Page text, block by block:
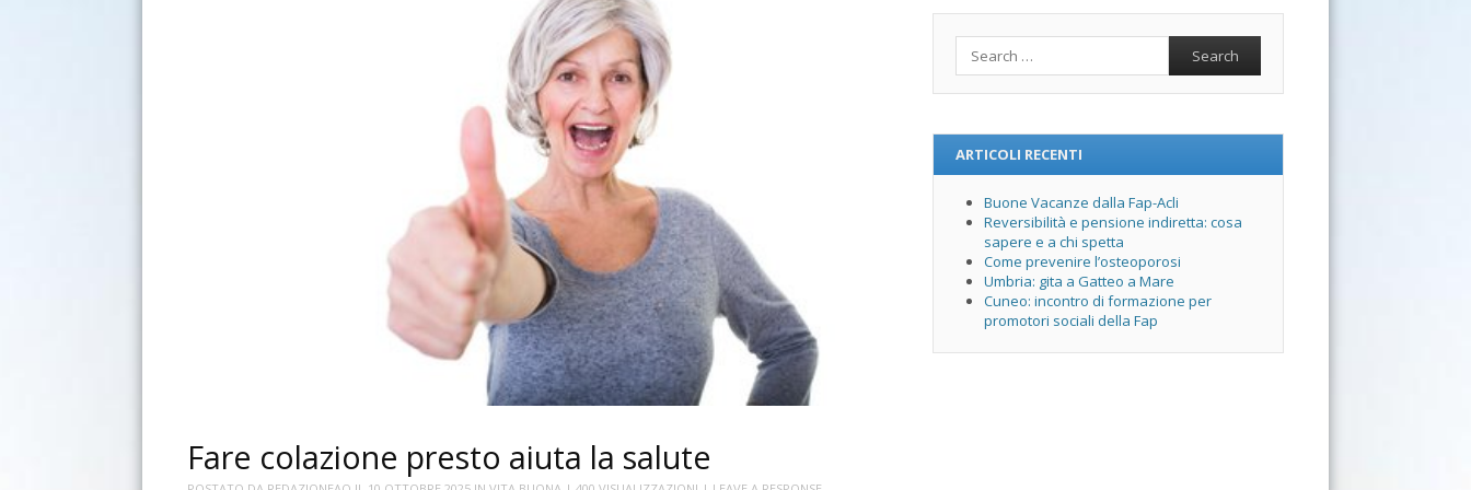
Fare colazione presto aiuta la salute
ARTICOLI RECENTI
Buone Vacanze dalla Fap-Acli
Reversibilità e pensione indiretta: cosa
sapere e a chi spetta
Come prevenire l’osteoporosi
Umbria: gita a Gatteo a Mare
Cuneo: incontro di formazione per
promotori sociali della Fap